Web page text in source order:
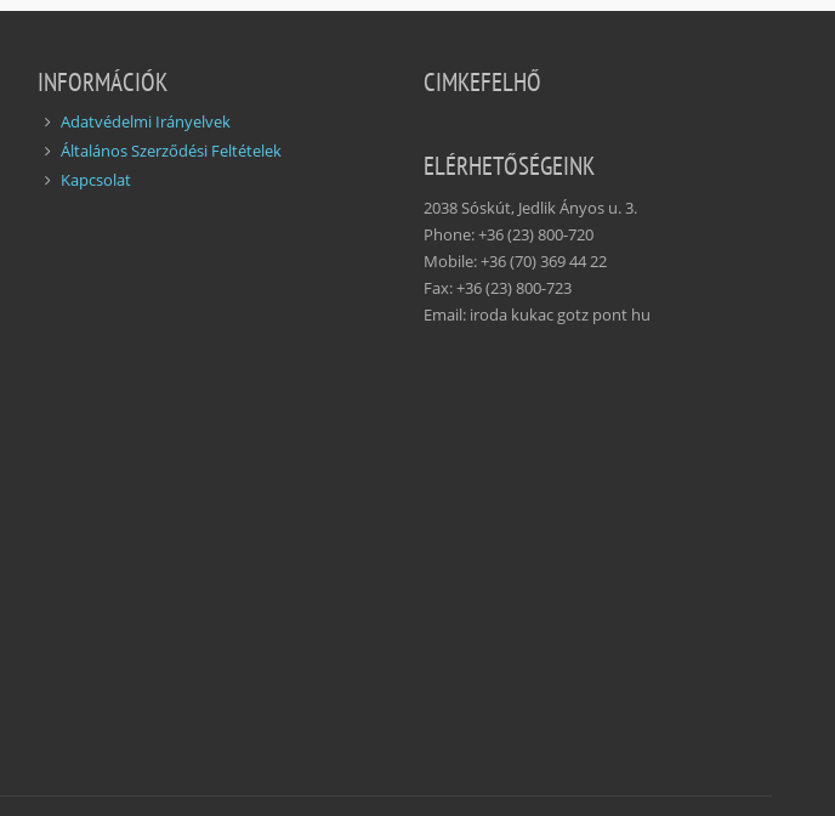
INFORMÁCIÓK
Adatvédelmi Irányelvek
Általános Szerződési Feltételek
Kapcsolat
CIMKEFELHŐ
ELÉRHETŐSÉGEINK
2038 Sóskút, Jedlik Ányos u. 3.
Phone: +36 (23) 800-720
Mobile: +36 (70) 369 44 22
Fax: +36 (23) 800-723
Email: iroda kukac gotz pont hu